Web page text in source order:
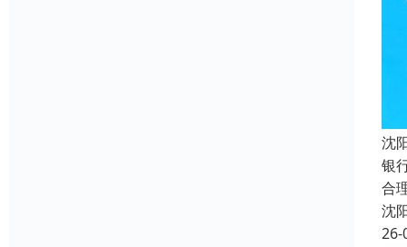
沈
银
合
沈
26-